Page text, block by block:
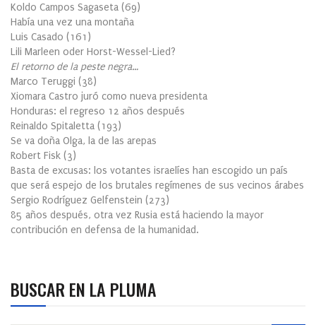
Koldo Campos Sagaseta (69)
Había una vez una montaña
Luis Casado (161 )
Lili Marleen oder Horst-Wessel-Lied?
El retorno de la peste negra…
Marco Teruggi (38)
Xiomara Castro juró como nueva presidenta
Honduras: el regreso 12 años después
Reinaldo Spitaletta (193)
Se va doña Olga, la de las arepas
Robert Fisk (3)
Basta de excusas: los votantes israelíes han escogido un país
que será espejo de los brutales regímenes de sus vecinos árabes
Sergio Rodríguez Gelfenstein (273)
85 años después, otra vez Rusia está haciendo la mayor
contribución en defensa de la humanidad.
BUSCAR EN LA PLUMA